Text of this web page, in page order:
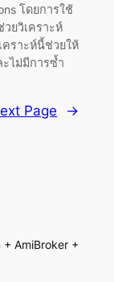
โดยการใช้
วยวิเคราะห์
คราะห์นี้ช่วยให้
ไม่มีการซ้ำ
Page →
AmiBroker +